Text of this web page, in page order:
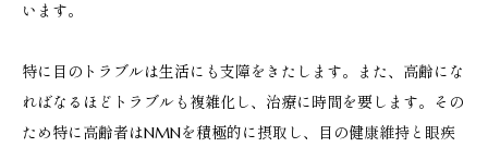
います。
特に目のトラブルは生活にも支障をきたします。また、高齢にな
ればなるほどトラブルも複雑化し、治療に時間を要します。その
ため特に高齢者はNMNを積極的に摂取し、目の健康維持と眼疾